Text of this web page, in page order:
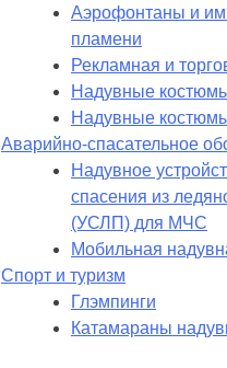
Аэрофонтаны и
пламени
Рекламная и
Надувные
Надувные
Аварийно-спасательное
Надувное
спасения из
(УСЛП) для МЧС
Мобильная
Спорт и туризм
Глэмпинги
Катамараны